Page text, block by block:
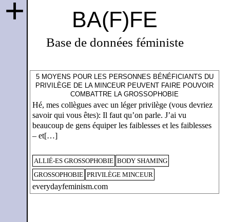
BA(F)FE
Base de données féministe
+
5 MOYENS POUR LES PERSONNES BÉNÉFICIANTS DU
PRIVILÈGE DE LA MINCEUR PEUVENT FAIRE POUVOIR
COMBATTRE LA GROSSOPHOBIE
Hé, mes collègues avec un léger privilège (vous devriez
savoir qui vous êtes): Il faut qu’on parle. J’ai vu
beaucoup de gens équiper les faiblesses et les faiblesses
– et[…]
ALLIÉ-ES GROSSOPHOBIE BODY SHAMING
GROSSOPHOBIE PRIVILÈGE MINCEUR
everydayfeminism.com